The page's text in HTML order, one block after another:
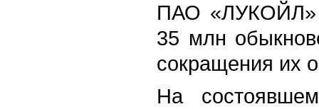
ПАО «ЛУКОЙЛ»
35 млн
сокращения их
На